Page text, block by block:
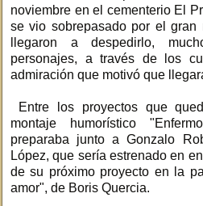
noviembre en el cementerio El
se vio sobrepasado por el gran
llegaron a despedirlo,
personajes, a través de los
admiración que motivó que
Entre los proyectos que
montaje humorístico
preparaba junto a Gonzalo
López, que sería estrenado en
de su próximo proyecto en la
amor", de Boris Quercia.